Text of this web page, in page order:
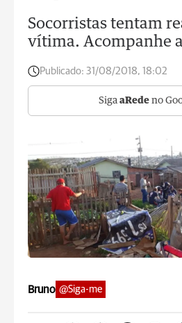
Socorristas tentam
vítima. Acompanhe
Publicado: 31/08/2018, 18:02
Siga aRede no
Bruno @Siga-me